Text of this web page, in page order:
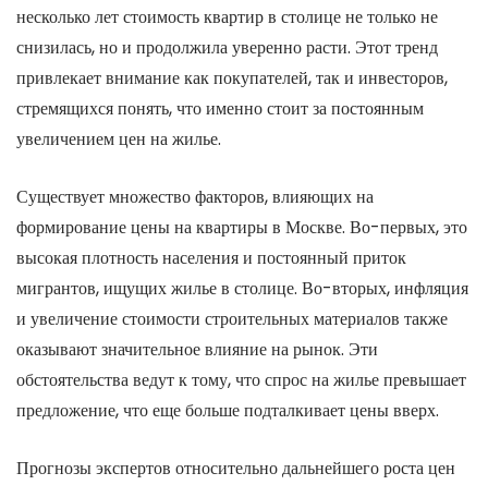
несколько лет стоимость квартир в столице не только не
снизилась, но и продолжила уверенно расти. Этот тренд
привлекает внимание как покупателей, так и инвесторов,
стремящихся понять, что именно стоит за постоянным
увеличением цен на жилье.
Существует множество факторов, влияющих на
формирование цены на квартиры в Москве. Во-первых, это
высокая плотность населения и постоянный приток
мигрантов, ищущих жилье в столице. Во-вторых, инфляция
и увеличение стоимости строительных материалов также
оказывают значительное влияние на рынок. Эти
обстоятельства ведут к тому, что спрос на жилье превышает
предложение, что еще больше подталкивает цены вверх.
Прогнозы экспертов относительно дальнейшего роста цен